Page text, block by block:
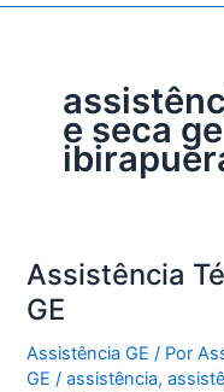
e seca
Assistência
GE
Assistência GE / Por
GE/assistência,